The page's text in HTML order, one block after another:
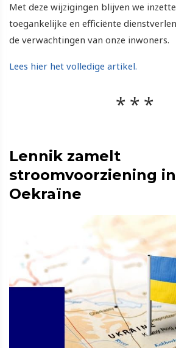
Met deze wijzigingen blijven we
toegankelijke en efficiënte
de verwachtingen van onze inwoners.
Lees hier het volledige artikel.
Lennik zamelt
stroomvoorziening
Oekraïne